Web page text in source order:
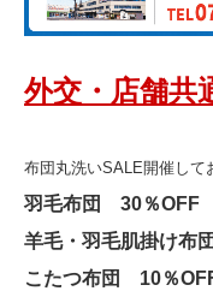
外交・店舗共
布団丸洗いSALE開催して
羽毛布団 30％OFF
羊毛・羽毛肌掛け布
こたつ布団 10％